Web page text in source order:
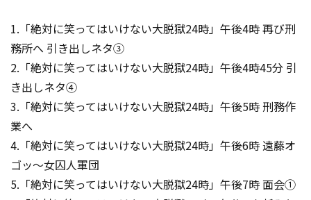
1.「絶対に笑ってはいけない大脱獄24時」午後4時 再び刑
務所へ 引き出しネタ③
2.「絶対に笑ってはいけない大脱獄24時」午後4時45分 引
き出しネタ④
3.「絶対に笑ってはいけない大脱獄24時」午後5時 刑務作
業へ
4.「絶対に笑ってはいけない大脱獄24時」午後6時 遠藤オ
ゴッ～女囚人軍団
5.「絶対に笑ってはいけない大脱獄24時」午後7時 面会①